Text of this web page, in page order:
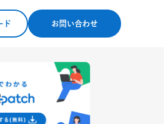
ド お問い合わせ